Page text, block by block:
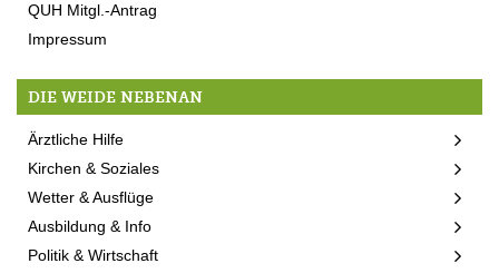
QUH Mitgl.-Antrag
Impressum
DIE WEIDE NEBENAN
Ärztliche Hilfe
Kirchen & Soziales
Wetter & Ausflüge
Ausbildung & Info
Politik & Wirtschaft